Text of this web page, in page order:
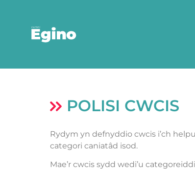
POLISI CWCIS
Rydym yn defnyddio cwcis i’ch
categori caniatâd isod.
Mae’r cwcis sydd wedi’u